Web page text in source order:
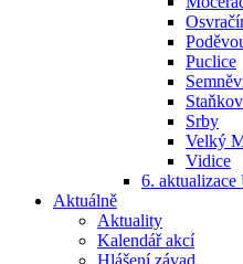
Puclice
Staňkov
Srby
Velký
Vidice
6.
Aktuálně
Aktuality
Kalendář akcí
Hlášení závad